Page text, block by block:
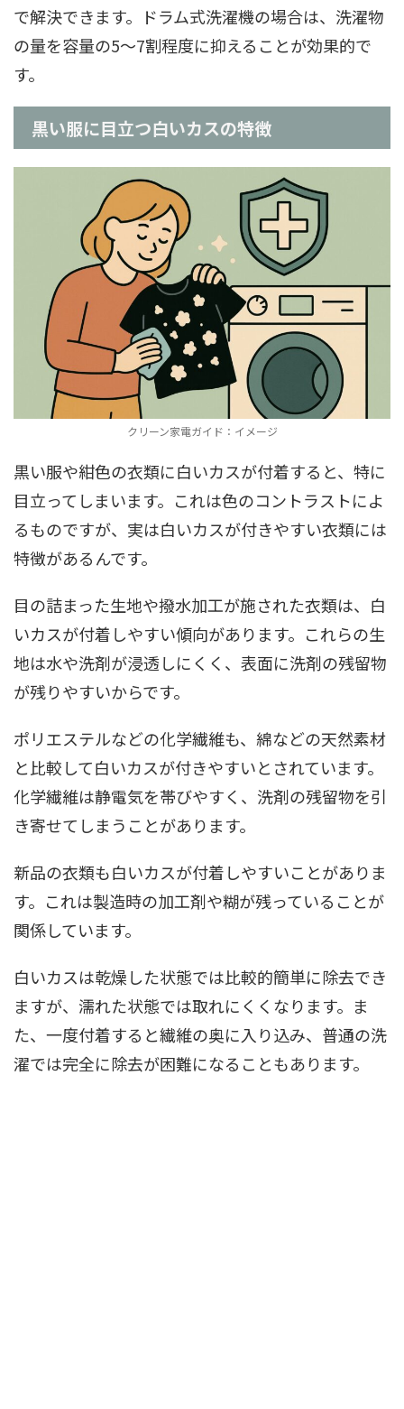
で解決できます。ドラム式洗濯機の場合は、洗濯物
の量を容量の5～7割程度に抑えることが効果的で
す。
黒い服に目立つ白いカスの特徴
クリーン家電ガイド：イメージ
黒い服や紺色の衣類に白いカスが付着すると、特に
目立ってしまいます。これは色のコントラストによ
るものですが、実は白いカスが付きやすい衣類には
特徴があるんです。
目の詰まった生地や撥水加工が施された衣類は、白
いカスが付着しやすい傾向があります。これらの生
地は水や洗剤が浸透しにくく、表面に洗剤の残留物
が残りやすいからです。
ポリエステルなどの化学繊維も、綿などの天然素材
と比較して白いカスが付きやすいとされています。
化学繊維は静電気を帯びやすく、洗剤の残留物を引
き寄せてしまうことがあります。
新品の衣類も白いカスが付着しやすいことがありま
す。これは製造時の加工剤や糊が残っていることが
関係しています。
白いカスは乾燥した状態では比較的簡単に除去でき
ますが、濡れた状態では取れにくくなります。ま
た、一度付着すると繊維の奥に入り込み、普通の洗
濯では完全に除去が困難になることもあります。